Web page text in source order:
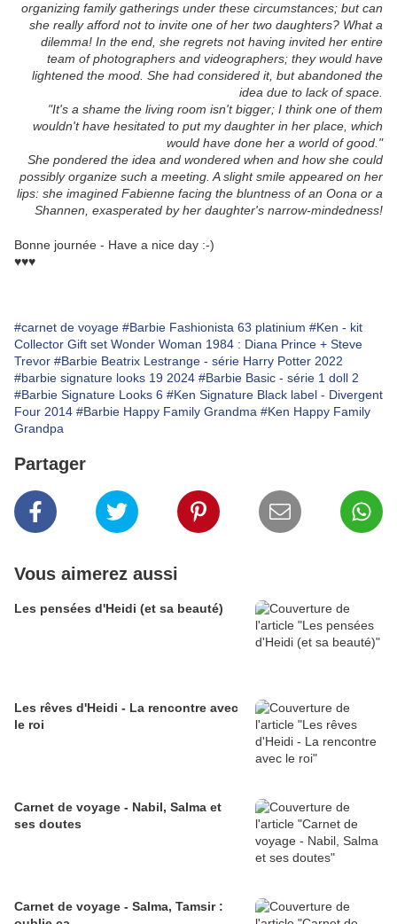
organizing family gatherings under these circumstances; but can
she really afford not to invite one of her two daughters? What a
dilemma! In the end, she regrets not having invited her entire
team of photographers and videographers; they would have
lightened the mood. She had considered it, but abandoned the
idea due to lack of space.
"It's a shame the living room isn't bigger; I think one of them
wouldn't have hesitated to put my daughter in her place, which
would have done her a world of good."
She pondered the idea and wondered when and how she could
possibly organize such a meeting. A slight smile appeared on her
lips: she imagined Fabienne facing the bluntness of an Oona or a
Shannen, exasperated by her daughter's narrow-mindedness!
Bonne journée - Have a nice day :-)
♥♥♥
#carnet de voyage #Barbie Fashionista 63 platinium #Ken - kit
Collector Gift set Wonder Woman 1984 : Diana Prince + Steve
Trevor #Barbie Beatrix Lestrange - série Harry Potter 2022
#barbie signature looks 19 2024 #Barbie Basic - série 1 doll 2
#Barbie Signature Looks 6 #Ken Signature Black label - Divergent
Four 2014 #Barbie Happy Family Grandma #Ken Happy Family
Grandpa
Partager
Vous aimerez aussi
Les pensées d'Heidi (et sa beauté)
Les rêves d'Heidi - La rencontre avec
le roi
Carnet de voyage - Nabil, Salma et
ses doutes
Carnet de voyage - Salma, Tamsir :